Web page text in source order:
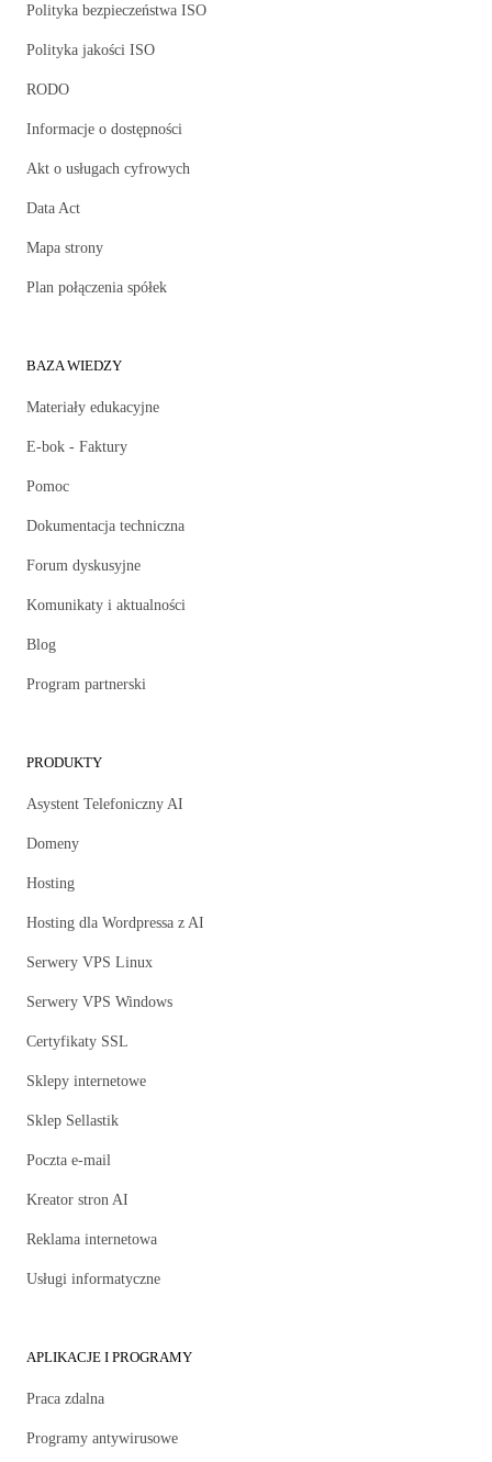
Polityka bezpieczeństwa ISO
Polityka jakości ISO
RODO
Informacje o dostępności
Akt o usługach cyfrowych
Data Act
Mapa strony
Plan połączenia spółek
BAZA WIEDZY
Materiały edukacyjne
E-bok - Faktury
Pomoc
Dokumentacja techniczna
Forum dyskusyjne
Komunikaty i aktualności
Blog
Program partnerski
PRODUKTY
Asystent Telefoniczny AI
Domeny
Hosting
Hosting dla Wordpressa z AI
Serwery VPS Linux
Serwery VPS Windows
Certyfikaty SSL
Sklepy internetowe
Sklep Sellastik
Poczta e-mail
Kreator stron AI
Reklama internetowa
Usługi informatyczne
APLIKACJE I PROGRAMY
Praca zdalna
Programy antywirusowe